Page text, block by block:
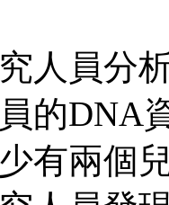
人員分
的DNA
有兩個